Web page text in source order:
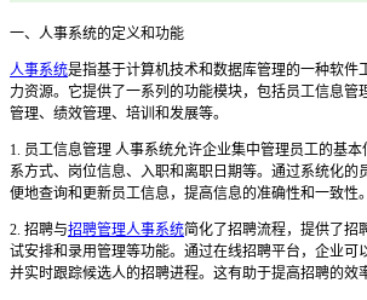
一、人事系统的定义和功能
人事系统是指基于计算机技术和数据库管理的一种软件
力资源。它提供了一系列的功能模块，包括员工信息管
管理、绩效管理、培训和发展等。
1. 员工信息管理 人事系统允许企业集中管理员工的基
系方式、岗位信息、入职和离职日期等。通过系统化的
便地查询和更新员工信息，提高信息的准确性和一致性。
2. 招聘与招聘管理人事系统简化了招聘流程，提供了招
试安排和录用管理等功能。通过在线招聘平台，企业可
并实时跟踪候选人的招聘进程。这有助于提高招聘的效